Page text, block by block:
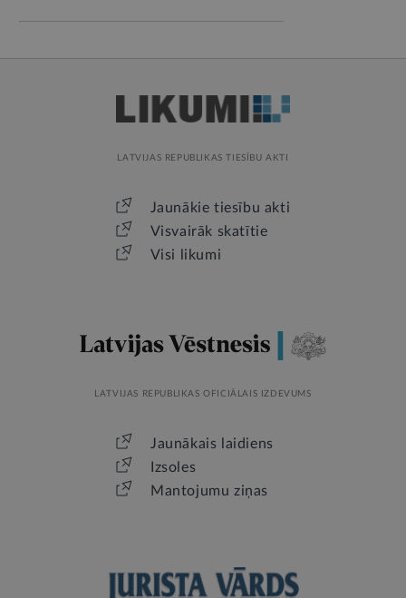
LATVIJAS REPUBLIKAS TIESĪBU AKTI
Jaunākie tiesību akti
Visvairāk skatītie
Visi likumi
LATVIJAS REPUBLIKAS OFICIĀLAIS IZDEVUMS
Jaunākais laidiens
Izsoles
Mantojumu ziņas